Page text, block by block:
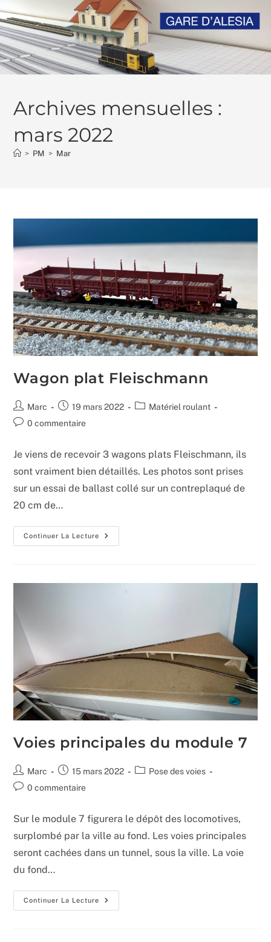
to
content
Archives mensuelles :
mars 2022
> PM > Mar
Wagon plat Fleischmann
Auteur/autrice
de
Marc
Publication
publiée :
19 mars 2022
PostMatériel roulant
Commentaires
publication :
0 commentaire
Je viens de recevoir 3 wagons plats Fleischmann, ils
sont vraiment bien détaillés. Les photos sont prises
sur un essai de ballast collé sur un contreplaqué de
20 cm de…
Continuer La Lecture
Wagon
Plat
Voies principales du module 7
Auteur/autrice
de
Marc
Publication
publiée :
15 mars 2022
PostPose des voies
Commentaires
publication :
0 commentaire
Sur le module 7 figurera le dépôt des locomotives,
surplombé par la ville au fond. Les voies principales
seront cachées dans un tunnel, sous la ville. La voie
du fond…
Continuer La Lecture
Voies
Principales